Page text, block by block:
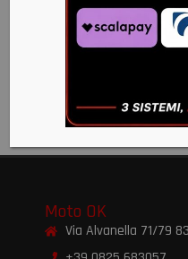
2024+
€
Moto OK
Via Alvanella 71/79